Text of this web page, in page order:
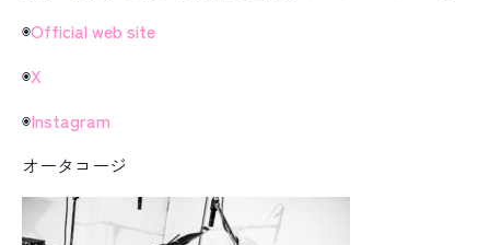
◉Official web site
◉X
◉Instagram
オータコージ